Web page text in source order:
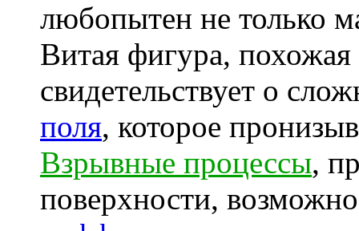
любопытен не только
Витая фигура, похожая
свидетельствует о
поля, которое
Взрывные процессы,
поверхности,